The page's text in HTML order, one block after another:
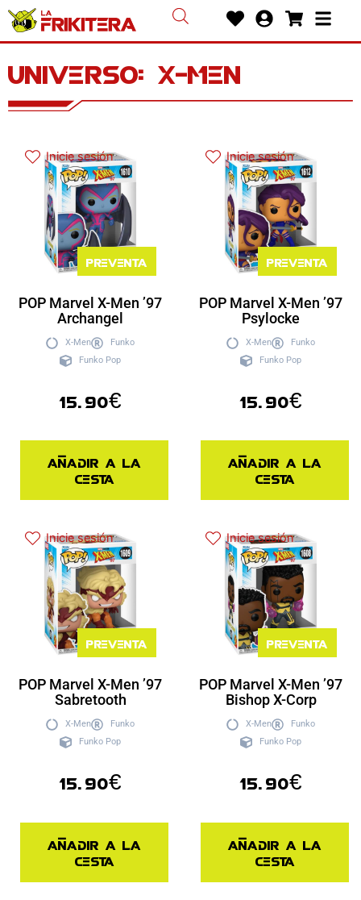
contenido
HeartUser-
circlecart
Bars
Universo: x-men
Inicie sesión
Preventa
POP Marvel X-Men ’97
Archangel
X-Men
Funko
Funko Pop
15.90€
Añadir a la
cesta
Inicie sesión
Preventa
POP Marvel X-Men ’97
Psylocke
X-Men
Funko
Funko Pop
15.90€
Añadir a la
cesta
Inicie sesión
Preventa
POP Marvel X-Men ’97
Sabretooth
X-Men
Funko
Funko Pop
15.90€
Añadir a la
cesta
Inicie sesión
Preventa
POP Marvel X-Men ’97
Bishop X-Corp
X-Men
Funko
Funko Pop
15.90€
Añadir a la
cesta